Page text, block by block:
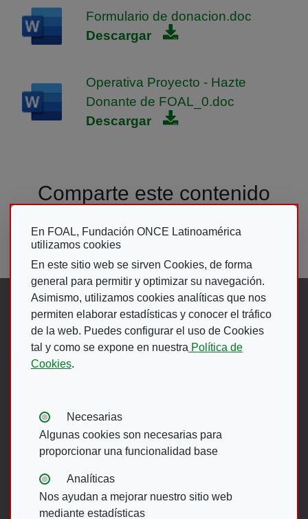
En FOAL, Fundación ONCE Latinoamérica
utilizamos cookies
En este sitio web se sirven Cookies, de forma
general para permitir y optimizar su navegación.
Asimismo, utilizamos cookies analíticas que nos
permiten elaborar estadísticas y conocer el tráfico
de la web. Puedes configurar el uso de Cookies
tal y como se expone en nuestra Política de
Cookies.
Tipos de cookies:
Necesarias
Algunas cookies son necesarias para
proporcionar una funcionalidad base
Analíticas
Nos ayudan a mejorar nuestro sitio web
mediante estadísticas
Formulario de donacion.doc
Descargar
Operativa Proyecto - Hazte
Donante de FOAL_0.doc
Descargar
Comparte este contenido
Síguenos en:
Abre en ventana nueva. Ir a
Abre en ventana nueva. Ir
(Abre en nueva ventana)
Abre en ventana
(Abre en nueva
Abre en ventana
(Abre en nueva
Menú del pie
ACCESIBILIDAD
AVISO LEGAL